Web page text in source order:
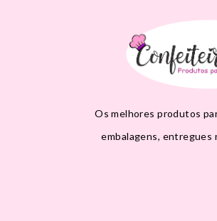
Os melhores produtos
embalagens, entregues